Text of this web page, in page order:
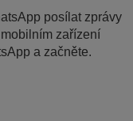
posílat zprávy
zařízení
a začněte.